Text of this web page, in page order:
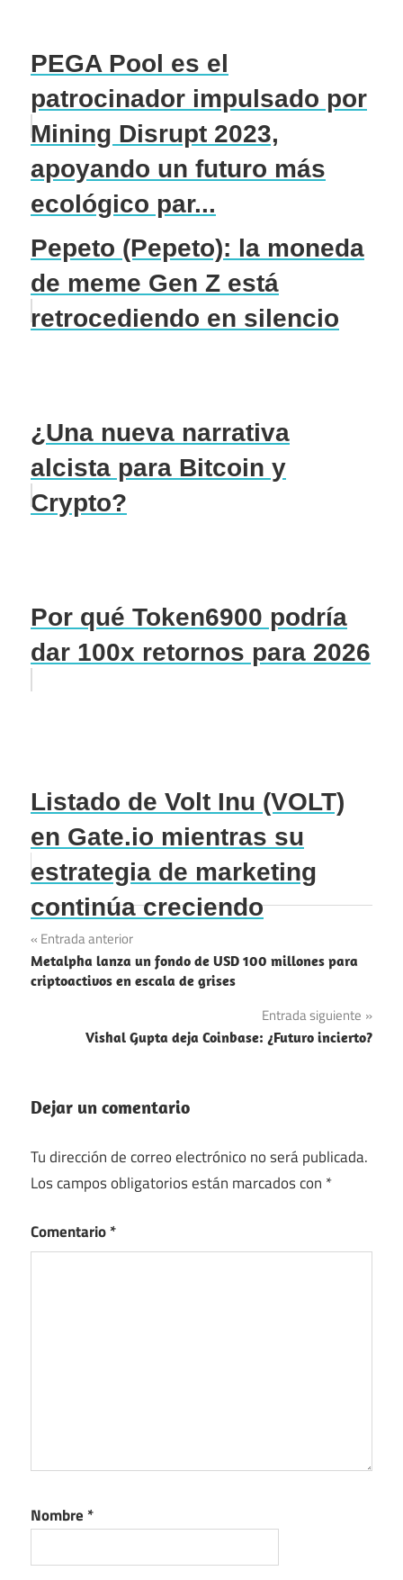
PEGA Pool es el
patrocinador impulsado por
Mining Disrupt 2023,
apoyando un futuro más
ecológico par...
Pepeto (Pepeto): la moneda
de meme Gen Z está
retrocediendo en silencio
¿Una nueva narrativa
alcista para Bitcoin y
Crypto?
Por qué Token6900 podría
dar 100x retornos para 2026
Listado de Volt Inu (VOLT)
en Gate.io mientras su
estrategia de marketing
continúa creciendo
Navegación
de
Entrada anterior
Metalpha lanza un fondo de USD 100 millones para
criptoactivos en escala de grises
Entrada siguiente
Vishal Gupta deja Coinbase: ¿Futuro incierto?
Dejar un comentario
Tu dirección de correo electrónico no será publicada.
Los campos obligatorios están marcados con *
Comentario*
Nombre *